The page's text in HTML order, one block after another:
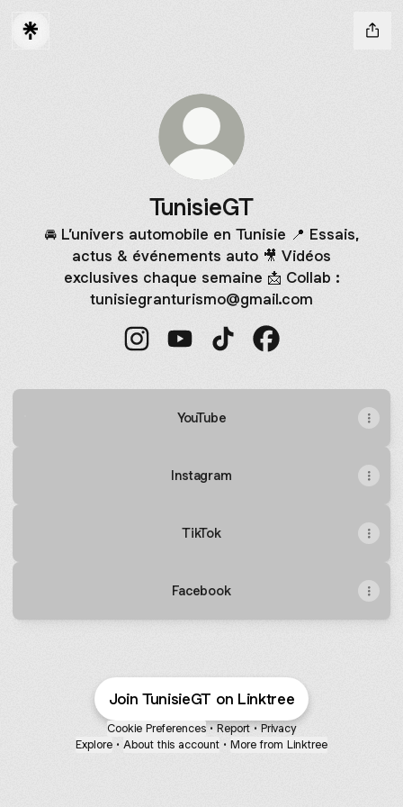
TunisieGT
🚘 L’univers automobile en Tunisie 📍 Essais,
actus & événements auto 🎥 Vidéos
exclusives chaque semaine 📩 Collab :
tunisiegranturismo@gmail.com
YouTube
YouTube
Instagram
TikTok
Facebook
Join TunisieGT on Linktree
Cookie Preferences • Report • Privacy
Explore • About this account • More from Linktree